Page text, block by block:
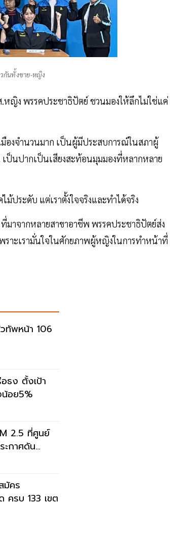
กันทั้งชาย-หญิง
ญิง พรรคประชาธิปัตย์ ชวนมองให้ลึกไม่ใช่แค่
องจำนวนมาก เป็นผู้มีประสบการณ์ในสภาผู้
ป็นปากเป็นเสียงสะท้อนมุมมองที่หลากหลาย
ประดับ แต่เราตั้งใจจริงและทำได้จริง
มาจากหลายสาขาอาชีพ พรรคประชาธิปัตย์ส่ง
ราะเรามั่นใจในศักยภาพผู้หญิงในการทำหน้าที่
ทัพหน้า 106
ธง ตั้งเป้า
น้อย5%
2.5 ที่ศูนย์
ะกาศดัน
มัคร
ครบ 133 เขต